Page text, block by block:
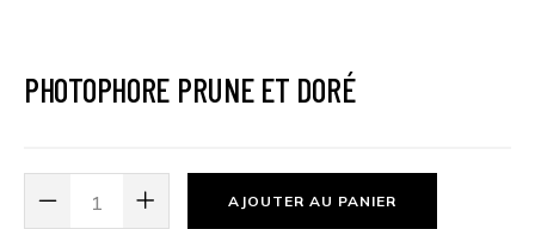
PHOTOPHORE PRUNE ET DORÉ
AJOUTER AU PANIER